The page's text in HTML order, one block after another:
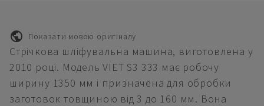
Показати мовою оригіналу
Стрічкова шліфувальна машина, виготовлена у
2010 році. Модель VIET S3 333 має робочу
ширину 1350 мм і призначена для обробки
заготовок товщиною від 3 до 160 мм. Вона